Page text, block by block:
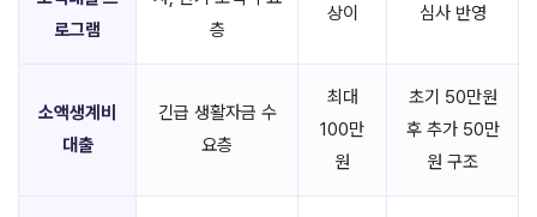
로그램
층
상이
심사 반영
소액생계비
대출
긴급 생활자금 수
요층
최대
100만
원
초기 50만원
후 추가 50만
원 구조